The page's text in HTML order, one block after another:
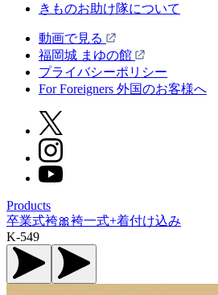
きものお助け隊について
動画で見る
福岡城 まゆの館
プライバシーポリシー
For Foreigners 外国のお客様へ
Products
卒業式袴🎀袴一式+着付け込み
K-549